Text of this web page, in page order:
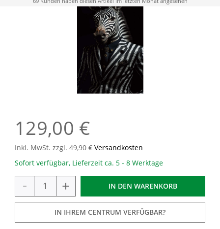
129,00 €
Inkl. MwSt. zzgl. 49,90 € Versandkosten
Sofort verfügbar, Lieferzeit ca. 5 - 8 Werktage
- + IN DEN WARENKORB
IN IHREM CENTRUM VERFÜGBAR?